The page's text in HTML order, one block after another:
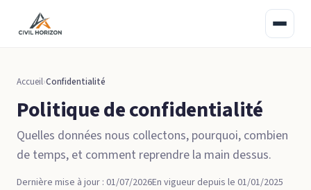
Accueil Confidentialité
Politique de confidentialité
Quelles données nous collectons, pourquoi, combien
de temps, et comment reprendre la main dessus.
Dernière mise à jour : 01/07/2026En vigueur depuis le 01/01/2025